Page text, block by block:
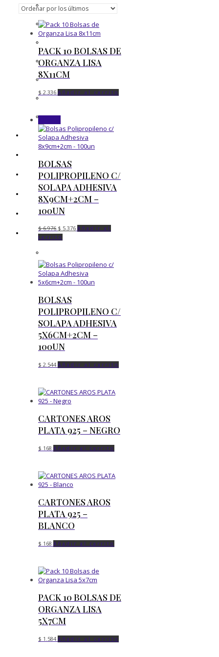
los
PACK 10 BOLSAS DE
ORGANZA LISA
8X11CM
$ 2.336 Añadir al carrito
BOLSAS
POLIPROPILENO C/
SOLAPA ADHESIVA
8X9CM+2CM –
100UN
$6.976 El
precio
original
$ 5.376El
precio
Añadir al
carrito
BOLSAS
POLIPROPILENO C/
SOLAPA ADHESIVA
5X6CM+2CM –
100UN
$ 2.544 Añadir al carrito
CARTONES AROS
PLATA 925 – NEGRO
$ 168 Añadir al carrito
CARTONES AROS
PLATA 925 –
BLANCO
$ 168 Añadir al carrito
PACK 10 BOLSAS DE
ORGANZA LISA
5X7CM
$ 1.584 Añadir al carrito